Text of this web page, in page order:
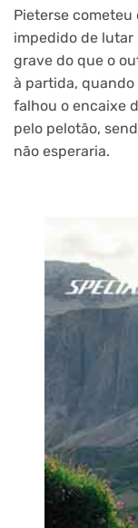
Pieterse
impedido de lutar
grave do que o
à partida, quando
falhou o encaixe
pelo pelotão,
não esperaria.